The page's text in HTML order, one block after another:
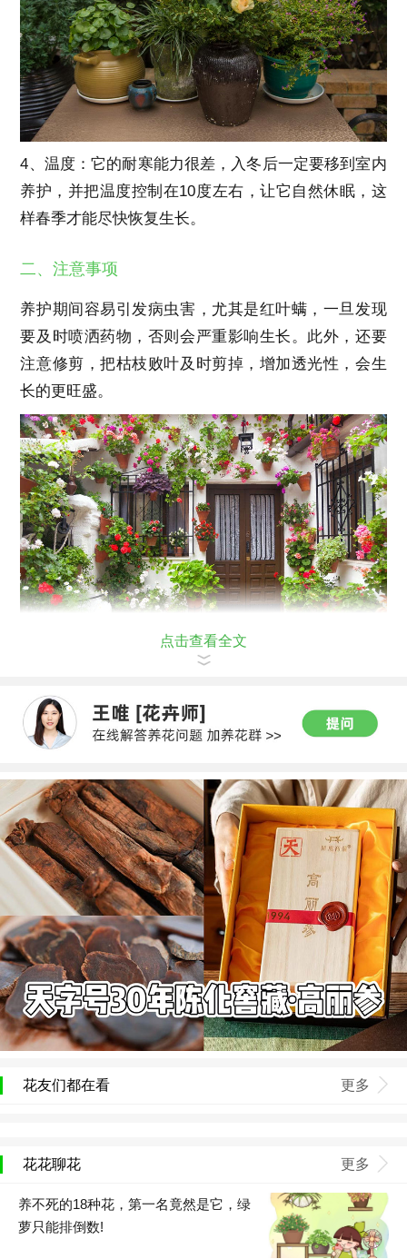
4、温度：它的耐寒能力很差，入冬后一定要移到室内
养护，并把温度控制在10度左右，让它自然休眠，这
样春季才能尽快恢复生长。
二、注意事项
养护期间容易引发病虫害，尤其是红叶螨，一旦发现
要及时喷洒药物，否则会严重影响生长。此外，还要
注意修剪，把枯枝败叶及时剪掉，增加透光性，会生
长的更旺盛。
点击查看全文
花友们都在看 更多
花花聊花 更多
养不死的18种花，第一名竟然是它，绿
萝只能排倒数!